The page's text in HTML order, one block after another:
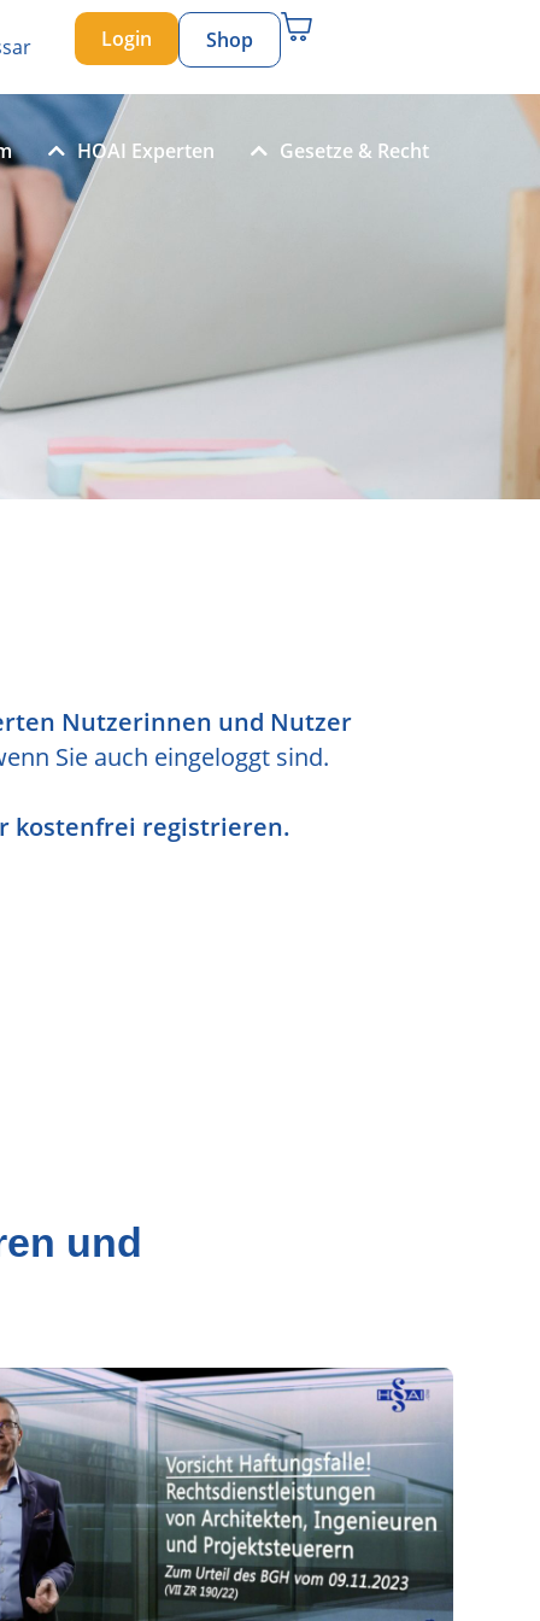
Login Shop
HOAI Experten Gesetze & Recht
Nutzerinnen und Nutzer
Sie auch eingeloggt sind.
kostenfrei registrieren.
und